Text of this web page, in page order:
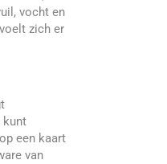
vocht en
zich er
kunt
een kaart
van